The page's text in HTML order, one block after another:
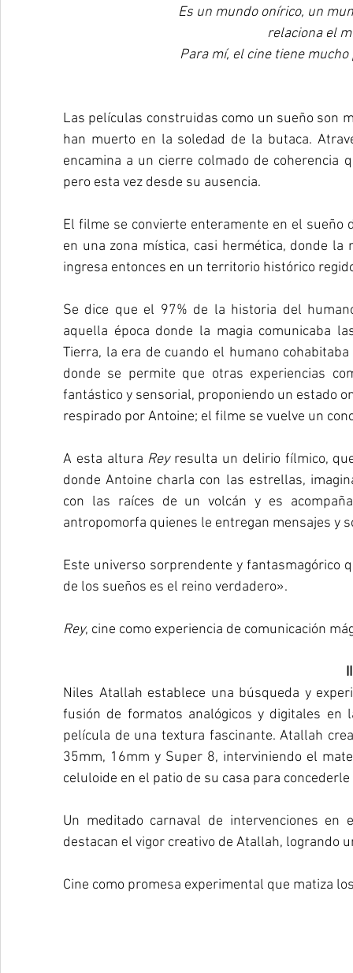
Es un mundo onírico, un
relaciona el
Para mí, el cine tiene
Las películas construidas como un sueño son
han muerto en la soledad de la butaca.
encamina a un cierre colmado de coherencia
pero esta vez desde su ausencia.
El filme se convierte enteramente en el sueño
en una zona mística, casi hermética, donde
ingresa entonces en un territorio histórico
Se dice que el 97% de la historia del
aquella época donde la magia comunicaba
Tierra, la era de cuando el humano
donde se permite que otras experiencias
fantástico y sensorial, proponiendo un estado
respirado por Antoine; el filme se vuelve un
A esta altura Rey resulta un delirio fílmico,
donde Antoine charla con las estrellas,
con las raíces de un volcán y es
antropomorfa quienes le entregan mensajes y
Este universo sorprendente y fantasmagórico
de los sueños es el reino verdadero».
Rey, cine como experiencia de comunicación
Niles Atallah establece una búsqueda y
fusión de formatos analógicos y digitales en
película de una textura fascinante. Atallah
35mm, 16mm y Super 8, interviniendo el
celuloide en el patio de su casa para
Un meditado carnaval de intervenciones
destacan el vigor creativo de Atallah, logrando
Cine como promesa experimental que matiza